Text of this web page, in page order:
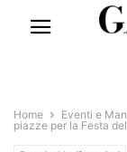
Home Eventi e
piazze per la Festa